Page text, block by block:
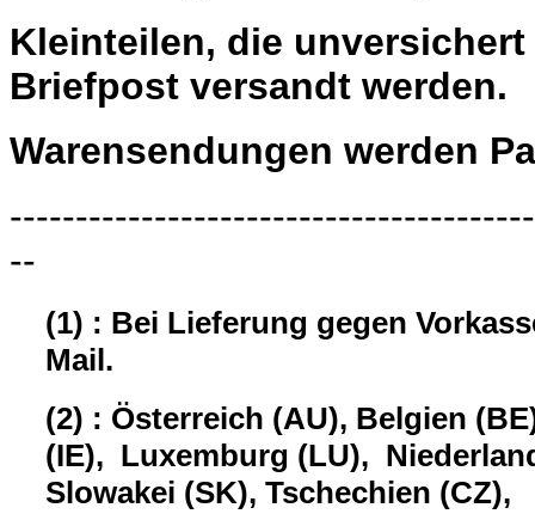
Kleinteilen, die
Briefpost versandt werden.
Warensendungen werden
--
(1) : Bei Lieferung gegen
Mail.
(2) : Österreich (AU), Belgien
(IE), Luxemburg (LU),
Slowakei (SK), Tschechien (CZ),